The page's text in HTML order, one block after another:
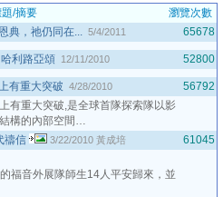
/摘要
瀏覽次數
典，祂仍同在... 5/4/2011 65678
利路亞頌 12/11/2010 52800
有重大突破 4/28/2010
56792
有重大突破,是全球首隊探索隊以影
構的內部空間…
禱信
3/22/2010 黃成培
61045
福音外展隊師生14人平安歸來，並